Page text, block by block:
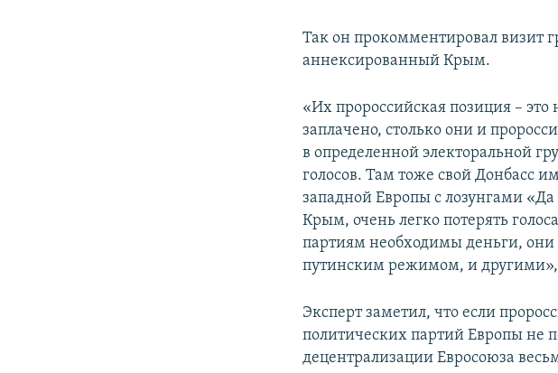
Так он прокомментировал визит
аннексированный Крым.
«Их пророссийская позиция –
заплачено, столько они и
в определенной электоральной
голосов. Там тоже свой Донбасс
западной Европы с лозунгами
Крым, очень легко потерять
партиям необходимы деньги,
путинским режимом, и другими»,
Эксперт заметил, что если
политических партий Европы не
децентрализации Евросоюза